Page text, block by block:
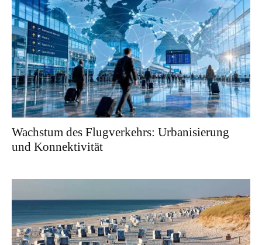
Wachstum des Flugverkehrs: Urbanisierung
und Konnektivität